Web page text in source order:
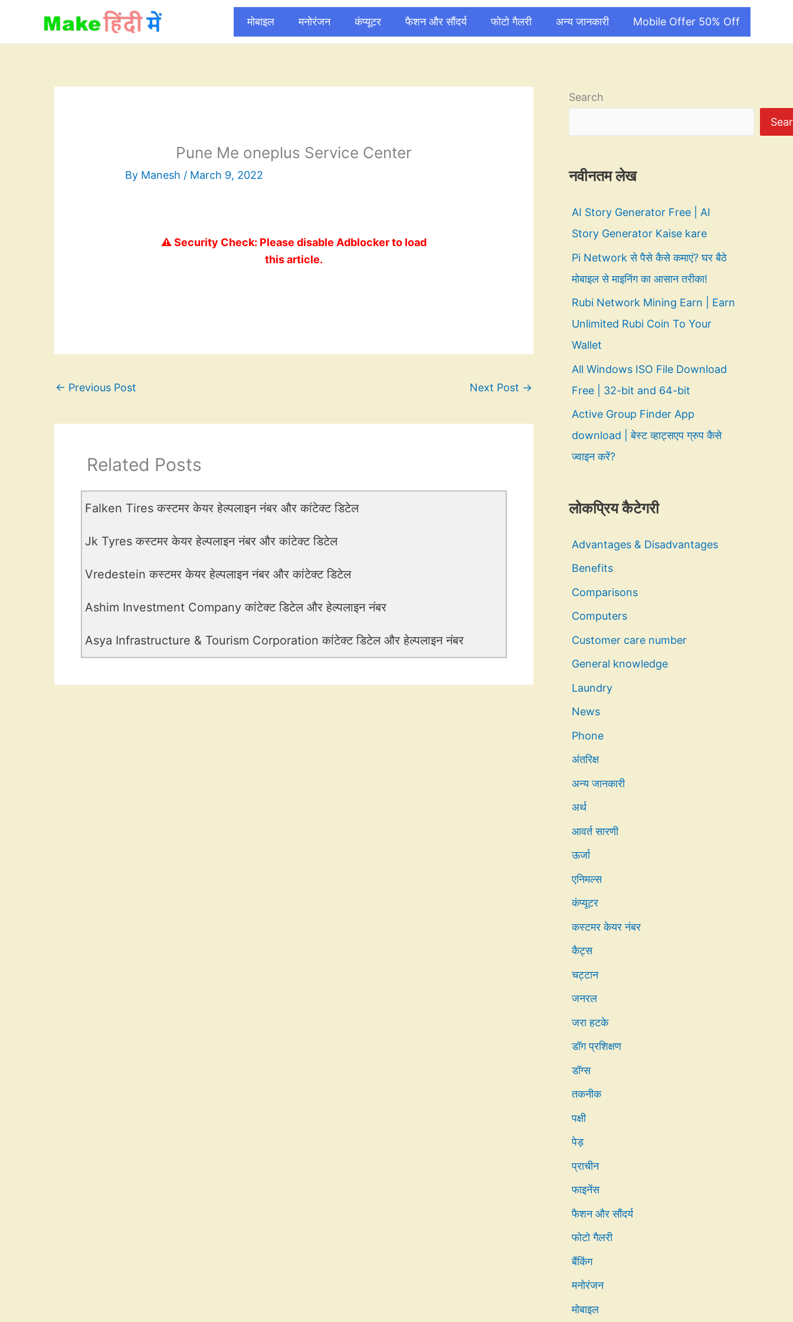
content
मोबाइल मनोरंजन कंप्यूटर फैशन और सौंदर्य फोटो गैलरी अन्य जानकारी Mobile Offer 50% Off
Pune Me oneplus Service Center
By Manesh / March 9, 2022
⚠️ Security Check: Please disable Adblocker to load
this article.
← Previous Post Next Post →
Related Posts
Falken Tires कस्टमर केयर हेल्पलाइन नंबर और कांटेक्ट डिटेल
Jk Tyres कस्टमर केयर हेल्पलाइन नंबर और कांटेक्ट डिटेल
Vredestein कस्टमर केयर हेल्पलाइन नंबर और कांटेक्ट डिटेल
Ashim Investment Company कांटेक्ट डिटेल और हेल्पलाइन नंबर
Asya Infrastructure & Tourism Corporation कांटेक्ट डिटेल और हेल्पलाइन नंबर
Search
नवीनतम लेख
AI Story Generator Free | AI
Story Generator Kaise kare
Pi Network से पैसे कैसे कमाएं? घर बैठे
मोबाइल से माइनिंग का आसान तरीका!
Rubi Network Mining Earn | Earn
Unlimited Rubi Coin To Your
Wallet
All Windows ISO File Download
Free | 32-bit and 64-bit
Active Group Finder App
download | बेस्ट व्हाट्सएप ग्रुप कैसे
ज्वाइन करें?
लोकप्रिय कैटेगरी
Advantages & Disadvantages
Benefits
Comparisons
Computers
Customer care number
General knowledge
Laundry
News
Phone
अंतरिक्ष
अन्य जानकारी
अर्थ
आवर्त सारणी
ऊर्जा
एनिमल्स
कंप्यूटर
कस्टमर केयर नंबर
कैट्स
चट्टान
जनरल
जरा हटके
डॉग प्रशिक्षण
डॉग्स
तकनीक
पक्षी
पेड़
प्राचीन
फाइनेंस
फैशन और सौंदर्य
फोटो गैलरी
बैंकिंग
मनोरंजन
मोबाइल